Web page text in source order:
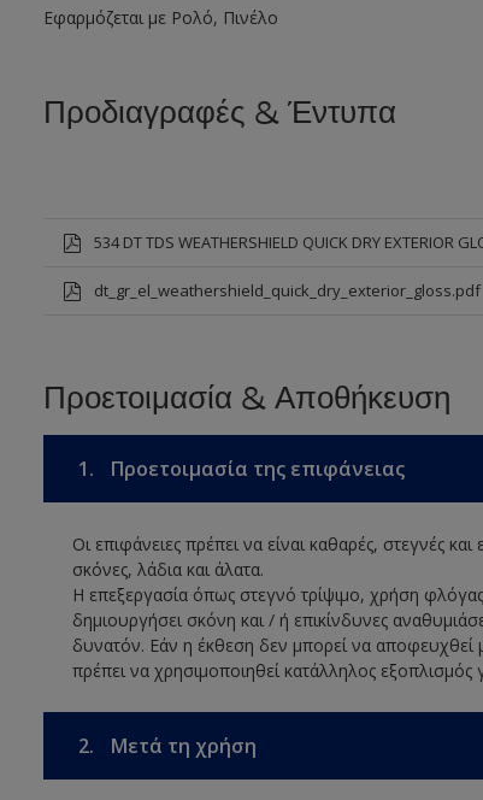
Εφαρμόζεται με Ρολό, Πινέλο
Προδιαγραφές & Έντυπα
534 DT TDS WEATHERSHIELD QUICK DRY EXTERIOR
dt_gr_el_weathershield_quick_dry_exterior_gloss.pdf
Προετοιμασία & Αποθήκευση
1. Προετοιμασία της επιφάνειας
Οι επιφάνειες πρέπει να είναι καθαρές, στεγνές
σκόνες, λάδια και άλατα.
Η επεξεργασία όπως στεγνό τρίψιμο, χρήση
δημιουργήσει σκόνη και / ή επικίνδυνες
δυνατόν. Εάν η έκθεση δεν μπορεί να αποφευχθεί
πρέπει να χρησιμοποιηθεί κατάλληλος εξοπλισμός
2. Μετά τη χρήση